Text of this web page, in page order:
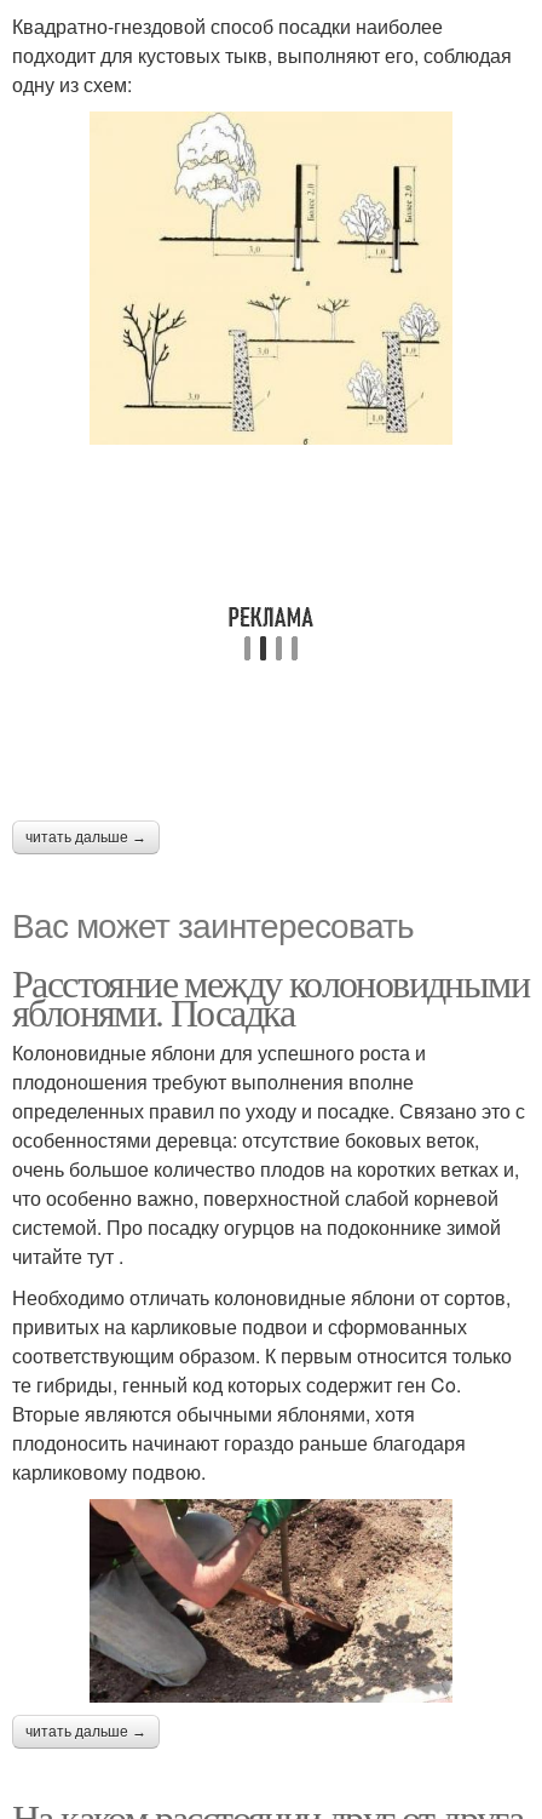
Квадратно-гнездовой способ посадки наиболее
подходит для кустовых тыкв, выполняют его, соблюдая
одну из схем:
читать дальше →
Вас может заинтересовать
Расстояние между колоновидными
яблонями. Посадка
Колоновидные яблони для успешного роста и
плодоношения требуют выполнения вполне
определенных правил по уходу и посадке. Связано это с
особенностями деревца: отсутствие боковых веток,
очень большое количество плодов на коротких ветках и,
что особенно важно, поверхностной слабой корневой
системой. Про посадку огурцов на подоконнике зимой
читайте тут .
Необходимо отличать колоновидные яблони от сортов,
привитых на карликовые подвои и сформованных
соответствующим образом. К первым относится только
те гибриды, генный код которых содержит ген Co.
Вторые являются обычными яблонями, хотя
плодоносить начинают гораздо раньше благодаря
карликовому подвою.
читать дальше →